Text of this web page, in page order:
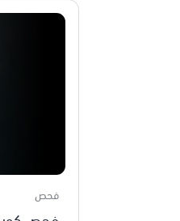
فحص